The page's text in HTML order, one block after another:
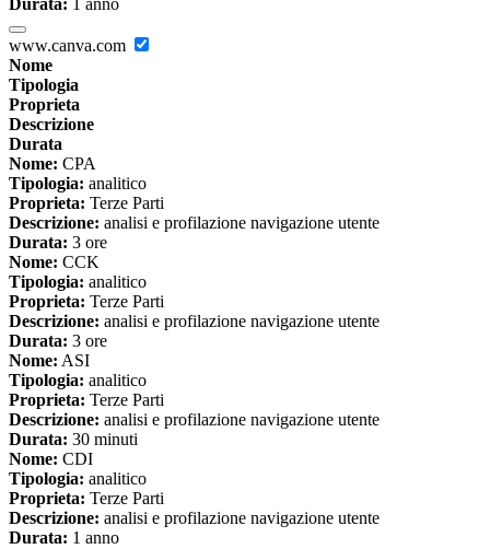
Durata: 1 anno
www.canva.com
Nome
Tipologia
Proprieta
Descrizione
Durata
Nome: CPA
Tipologia: analitico
Proprieta: Terze Parti
Descrizione: analisi e profilazione navigazione utente
Durata: 3 ore
Nome: CCK
Tipologia: analitico
Proprieta: Terze Parti
Descrizione: analisi e profilazione navigazione utente
Durata: 3 ore
Nome: ASI
Tipologia: analitico
Proprieta: Terze Parti
Descrizione: analisi e profilazione navigazione utente
Durata: 30 minuti
Nome: CDI
Tipologia: analitico
Proprieta: Terze Parti
Descrizione: analisi e profilazione navigazione utente
Durata: 1 anno